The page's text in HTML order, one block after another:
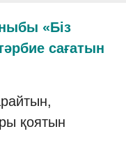
«Біз
сағатын
қоятын